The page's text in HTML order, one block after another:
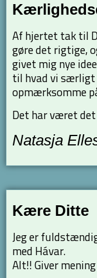
Af hjertet tak til
gøre det rigtige,
givet mig nye
til hvad vi særligt
opmærksomme
Det har været
Natasja
Kære Ditte
Jeg er
med Hávar.
Alt!! Giver